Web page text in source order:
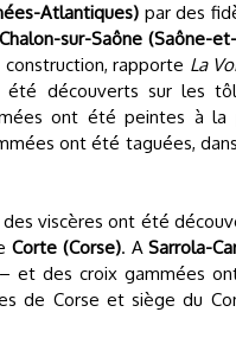
Atlantiques)par des
Chalon-sur-Saône (Saône-
construction, rapporte La
découverts sur les
ont été peintes à
ont été taguées,
viscères ont été
Corte (Corse). ASarrola-
et des croix gammées
de Corse et siège du